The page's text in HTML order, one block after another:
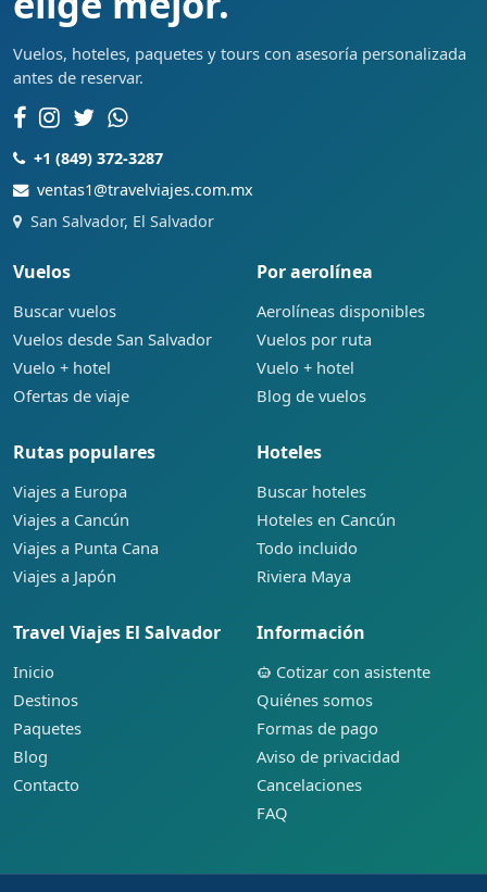
Vuelos, hoteles, paquetes y tours con asesoría personalizada
antes de reservar.
+1 (849) 372-3287
ventas1@travelviajes.com.mx
San Salvador, El Salvador
Vuelos
Buscar vuelos
Vuelos desde San Salvador
Vuelo + hotel
Ofertas de viaje
Por aerolínea
Aerolíneas disponibles
Vuelos por ruta
Vuelo + hotel
Blog de vuelos
Rutas populares
Viajes a Europa
Viajes a Cancún
Viajes a Punta Cana
Viajes a Japón
Hoteles
Buscar hoteles
Hoteles en Cancún
Todo incluido
Riviera Maya
Travel Viajes El Salvador
Inicio
Destinos
Paquetes
Blog
Contacto
Información
Cotizar con asistente
Quiénes somos
Formas de pago
Aviso de privacidad
Cancelaciones
FAQ